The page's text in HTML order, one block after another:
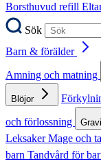
Borsthuvud refill
Sök
Barn & förälder
Amning och matning
Blöjor
och förlossning
LeksakerMage och
barn Tandvård för